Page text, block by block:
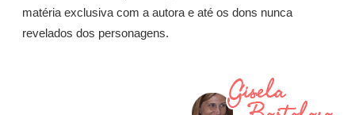
matéria exclusiva com a autora e até os dons nunca
revelados dos personagens.